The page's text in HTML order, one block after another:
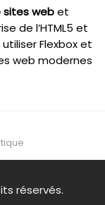
webet
de l’HTML5 et
Flexbox et
web modernes
réservés.